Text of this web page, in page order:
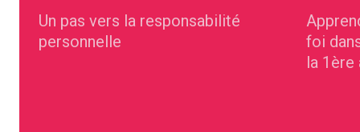
Un pas vers la responsabilité
personnelle
foi
la